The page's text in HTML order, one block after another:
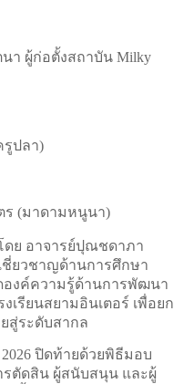
า ผู้ก่อตั้งสถาบัน Milky
รูปลา)
ร (มาดามหนูนา)
ดย อาจารย์ปุณชดาภา
ชี่ยวชาญด้านการศึกษา
งค์ความรู้ด้านการพัฒนา
เรียนสยามอินเตอร์ เพื่อยก
สู่ระดับสากล
2026 ปิดท้ายด้วยพิธีมอบ
ตัดสิน ผู้สนับสนุน และผู้